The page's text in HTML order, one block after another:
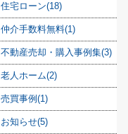
住宅ローン(18)
仲介手数料無料(1)
不動産売却・購入事例集(3)
老人ホーム(2)
売買事例(1)
お知らせ(5)